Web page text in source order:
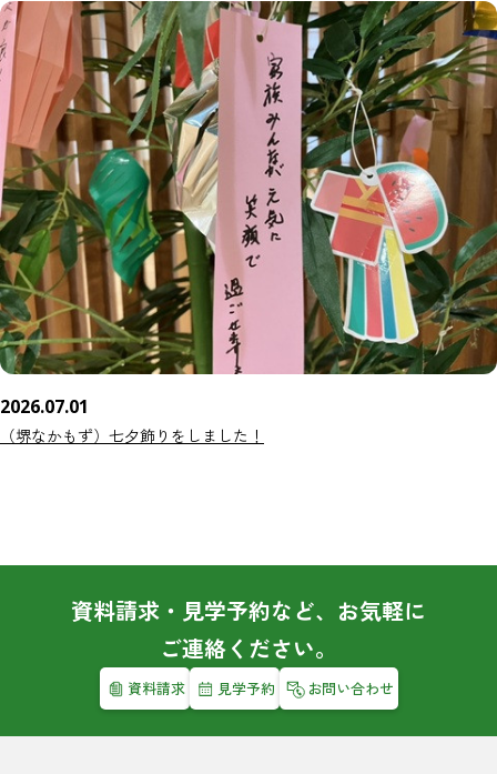
2026.07.01
（堺なかもず）七夕飾りをしました！
資料請求・見学予約など、お気軽に
ご連絡ください。
資料請求 見学予約 お問い合わせ